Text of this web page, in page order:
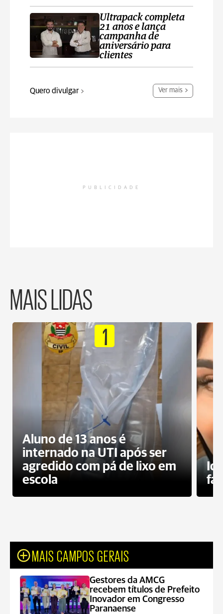
Ultrapack completa
21 anos e lança
campanha de
aniversário para
clientes
Quero divulgar Ver mais
PUBLICIDADE
MAIS LIDAS
1
Aluno de 13 anos é
internado na UTI após ser
agredido com pá de lixo em
escola
MAIS CAMPOS GERAIS
Gestores da AMCG
recebem títulos de Prefeito
Inovador em Congresso
Paranaense